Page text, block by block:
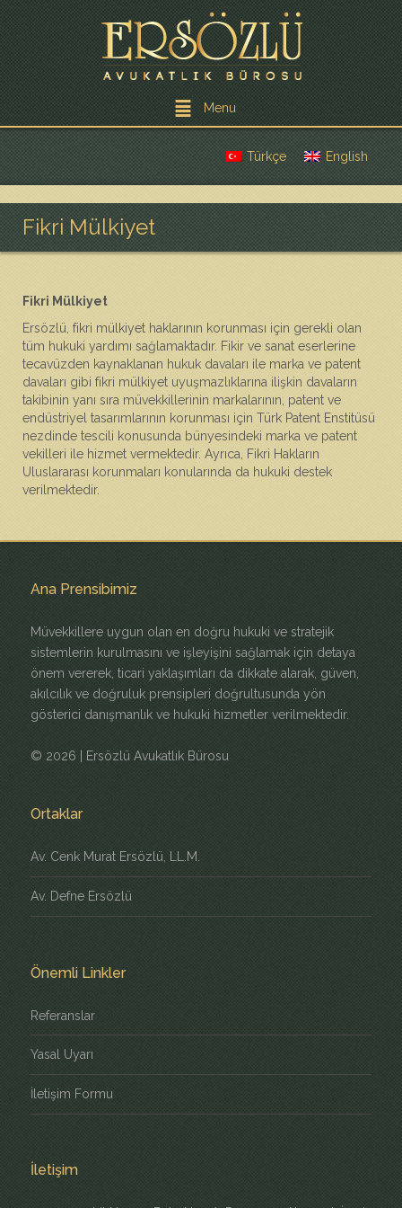
Menu
Türkçe English
Fikri Mülkiyet
Fikri Mülkiyet
Ersözlü, fikri mülkiyet haklarının korunması için gerekli olan
tüm hukuki yardımı sağlamaktadır. Fikir ve sanat eserlerine
tecavüzden kaynaklanan hukuk davaları ile marka ve patent
davaları gibi fikri mülkiyet uyuşmazlıklarına ilişkin davaların
takibinin yanı sıra müvekkillerinin markalarının, patent ve
endüstriyel tasarımlarının korunması için Türk Patent Enstitüsü
nezdinde tescili konusunda bünyesindeki marka ve patent
vekilleri ile hizmet vermektedir. Ayrıca, Fikri Hakların
Uluslararası korunmaları konularında da hukuki destek
verilmektedir.
Ana Prensibimiz
Müvekkillere uygun olan en doğru hukuki ve stratejik
sistemlerin kurulmasını ve işleyişini sağlamak için detaya
önem vererek, ticari yaklaşımları da dikkate alarak, güven,
akılcılık ve doğruluk prensipleri doğrultusunda yön
gösterici danışmanlık ve hukuki hizmetler verilmektedir.
© 2026 | Ersözlü Avukatlık Bürosu
Ortaklar
Av. Cenk Murat Ersözlü, LL.M.
Av. Defne Ersözlü
Önemli Linkler
Referanslar
Yasal Uyarı
İletişim Formu
İletişim